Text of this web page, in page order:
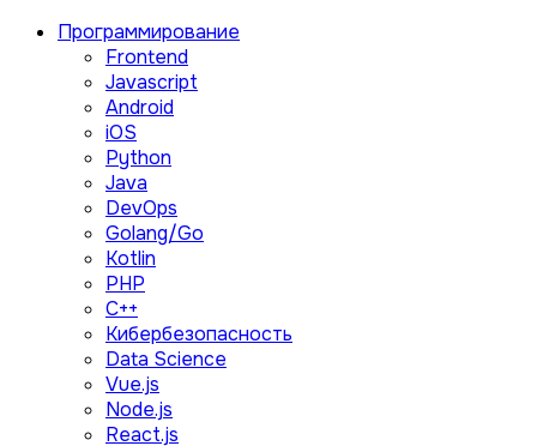
Программирование
Frontend
Javascript
Android
iOS
Python
Java
DevOps
Golang/Go
Kotlin
PHP
C++
Кибербезопасность
Data Science
Vue.js
Node.js
React.js